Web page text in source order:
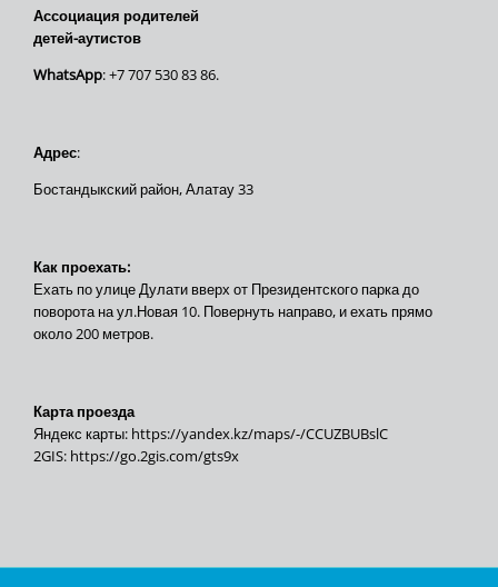
Ассоциация родителей
детей-аутистов
WhatsApp: +7 707 530 83 86.
Адрес:
Бостандыкский район, Алатау 33
Как проехать:
Ехать по улице Дулати вверх от Президентского парка до
поворота на ул.Новая 10. Повернуть направо, и ехать прямо
около 200 метров.
Карта проезда
Яндекс карты: https://yandex.kz/maps/-/CCUZBUBslC
2GIS: https://go.2gis.com/gts9x